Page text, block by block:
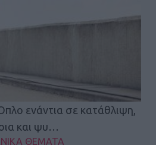
ενάντια σε κατάθλιψη,
και ψυ…
ΘΕΜΑΤΑ